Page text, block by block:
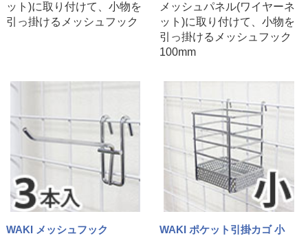
ット)に取り付けて、小物を
引っ掛けるメッシュフック
メッシュパネル(ワイヤーネ
ット)に取り付けて、小物を
引っ掛けるメッシュフック
100mm
WAKI メッシュフック
WAKI ポケット引掛カゴ 小